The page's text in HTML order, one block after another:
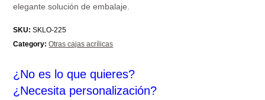
elegante solución de embalaje.
SKU: SKLO-225
Category: Otras cajas acrílicas
¿No es lo que quieres?
¿Necesita personalización?